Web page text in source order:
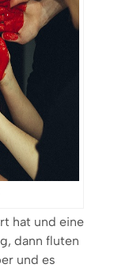
hat und eine
dann fluten
und es